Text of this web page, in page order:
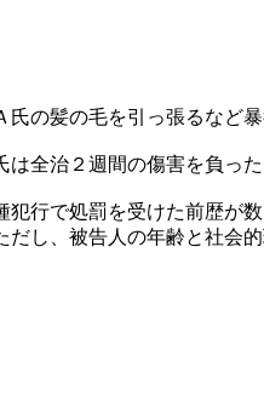
氏の髪の毛を引っ張るなど
は全治２週間の傷害を負った
犯行で処罰を受けた前歴が
だし、被告人の年齢と社会